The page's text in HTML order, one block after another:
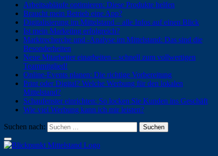
Arbeitsabläufe optimieren: Diese Produkte helfen
Braucht mein Betrieb eine App?
Digitalisierung im Mittelstand – alle Infos auf einen Blick
Ist mein Marketing erfolgreich?
Marktrecherche und -Analyse im Mittelstand: Das sind die
Besonderheiten
Neue Mitarbeiter einarbeiten – schnell zum vollwertigen
Teammitglied!
Online-Events planen: Die richtige Vorbereitung
Print oder Digital? Welche Werbung für den lokalen
Mittelstand?
Schaufenster einrichten: So locken Sie Kunden ins Geschäft
Wie viel Werbung kann ich mir leisten?
Suchen nach: